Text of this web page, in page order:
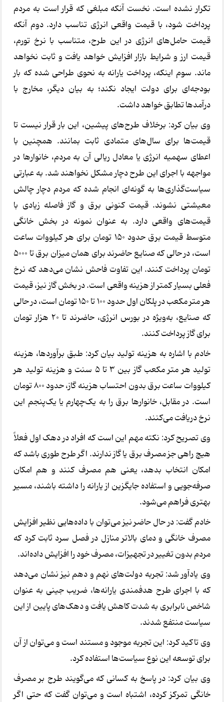
تکرار نشده است. نخست آنکه مبلغی که قرار است به مردم
پرداخت شود، با قیمت واقعی انرژی تناسب دارد. دوم آنکه
قیمت حامل‌های انرژی در این طرح، متناسب با نرخ تورم،
قیمت ارز و شرایط بازار افزایش خواهد یافت و ثابت نخواهد
ماند. سوم اینکه، پرداخت یارانه به نحوی طراحی شده که بار
بودجه‌ای برای دولت ایجاد نکند؛ به بیان دیگر، مخارج با
درآمدها تطابق خواهد داشت.
وی بیان کرد: برخلاف طرح‌های پیشین، این بار قرار نیست تا
قیمت‌ها برای سال‌های متمادی ثابت بمانند. همچنین با
اعطای سهمیه انرژی یا معادل ریالی آن به مردم، خانوارها در
مواجهه با اجرای این طرح دچار مشکل نخواهند شد. به عبارتی
سیاست‌گذاری‌ها به گونه‌ای انجام شده که مردم دچار چالش
معیشتی نشوند. قیمت کنونی برق و گاز فاصله زیادی با
قیمت‌های واقعی دارد. به عنوان نمونه در بخش خانگی
متوسط قیمت برق حدود ۱۵۰ تومان برای هر کیلووات ساعت
است، در حالی که صنایع حاضرند برای همان میزان برق تا ۵۰۰۰
تومان پرداخت کنند. این تفاوت فاحش نشان می‌دهد که نرخ
فعلی بسیار کمتر از هزینه واقعی است. در بخش گاز نیز، قیمت
هر متر مکعب در پلکان اول حدود ۱۰۰ تا ۱۵۰ تومان است، در حالی
که صنایع، به‌ویژه در بورس انرژی، حاضرند تا ۲۰ هزار تومان
برای گاز پرداخت کنند.
خادم با اشاره به هزینه تولید بیان کرد: طبق برآوردها، هزینه
تولید هر متر مکعب گاز بین ۳ تا ۵ سنت و هزینه تولید هر
کیلووات ساعت برق بدون احتساب هزینه گاز، حدود ۸۰۰ تومان
است. در مقابل، خانوارها برق را به یک‌چهارم یا یک‌پنجم این
نرخ دریافت می‌کنند.
وی تصریح کرد: نکته مهم این است که افراد در دهک اول فعلاً
هیچ راهی جز مصرف برق یا گاز ندارند. اگر طرح طوری باشد که
امکان انتخاب بدهد، یعنی هم مصرف کنند و هم امکان
صرفه‌جویی و استفاده جایگزین از یارانه را داشته باشند، مسیر
بهتری فراهم می‌شود.
خادم گفت: در حال حاضر نیز می‌توان با داده‌هایی نظیر افزایش
مصرف خانگی و دمای بالاتر منازل در فصل سرد ثابت کرد که
مردم بدون تغییر در تجهیزات، مصرف خود را افزایش داده‌اند.
وی یادآور شد: تجربه دولت‌های نهم و دهم نیز نشان می‌دهد
که با اجرای طرح هدفمندی یارانه‌ها، ضریب جینی به عنوان
شاخص نابرابری به شدت کاهش یافت و دهک‌های پایین از این
سیاست منتفع شدند.
وی تاکید کرد: این تجربه موجود و مستند است و می‌توان از آن
برای توسعه این نوع سیاست‌ها استفاده کرد.
وی بیان کرد: در پاسخ به کسانی که می‌گویند طرح بر مصرف
خانگی تمرکز کرده، اشتباه است و می‌توان گفت که حتی اگر